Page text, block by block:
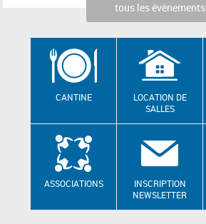
tous les évènements
CANTINE
LOCATION DE
SALLES
ASSOCIATIONS
INSCRIPTION
NEWSLETTER